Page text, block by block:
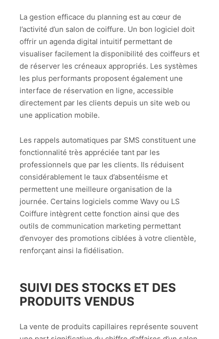
La gestion efficace du planning est au cœur de
l’activité d’un salon de coiffure. Un bon logiciel doit
offrir un agenda digital intuitif permettant de
visualiser facilement la disponibilité des coiffeurs et
de réserver les créneaux appropriés. Les systèmes
les plus performants proposent également une
interface de réservation en ligne, accessible
directement par les clients depuis un site web ou
une application mobile.
Les rappels automatiques par SMS constituent une
fonctionnalité très appréciée tant par les
professionnels que par les clients. Ils réduisent
considérablement le taux d’absentéisme et
permettent une meilleure organisation de la
journée. Certains logiciels comme Wavy ou LS
Coiffure intègrent cette fonction ainsi que des
outils de communication marketing permettant
d’envoyer des promotions ciblées à votre clientèle,
renforçant ainsi la fidélisation.
SUIVI DES STOCKS ET DES
PRODUITS VENDUS
La vente de produits capillaires représente souvent